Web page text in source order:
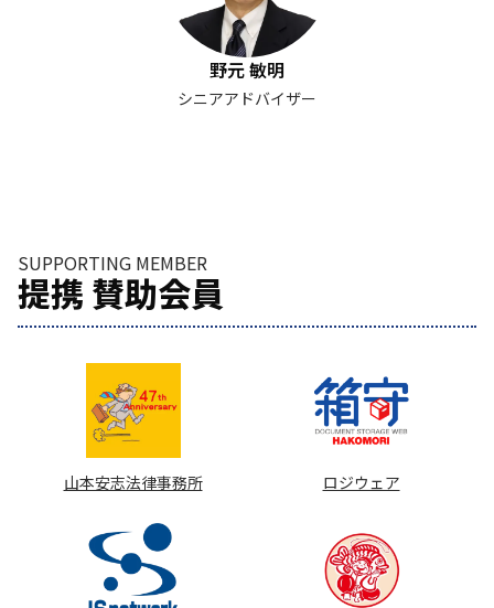
野元 敏明
シニアアドバイザー
SUPPORTING MEMBER
提携 賛助会員
山本安志法律事務所 ロジウェア